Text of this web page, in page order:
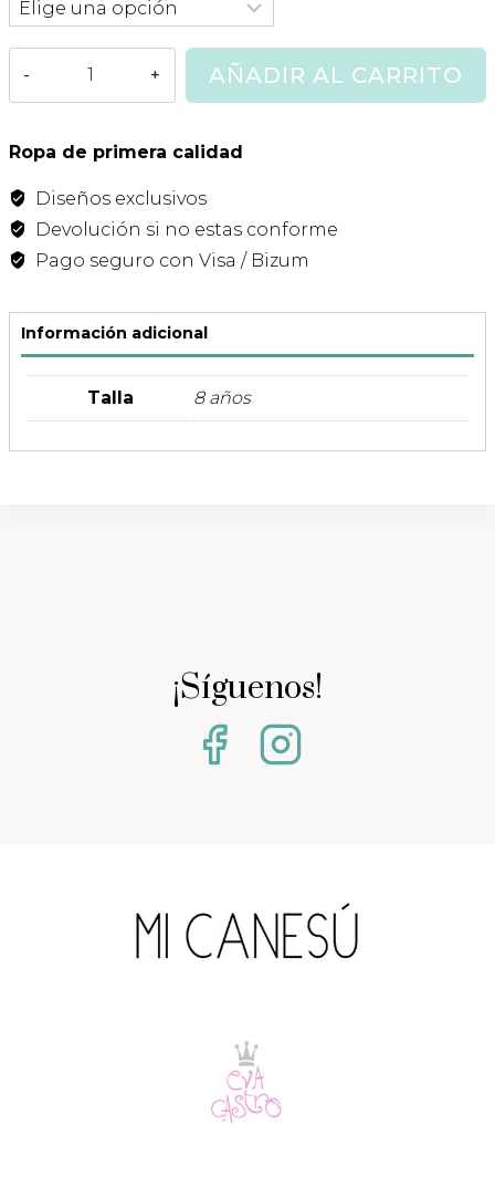
Costa
Mi
Canesu
cantidad
AÑADIR AL CARRITO
Ropa de primera calidad
Diseños exclusivos
Devolución si no estas conforme
Pago seguro con Visa / Bizum
Información adicional
Talla 8 años
¡Síguenos!